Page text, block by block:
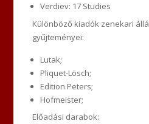
Verdiev: 17 Studies
Különböző kiadók zenekari
gyűjteményei:
Lutak;
Pliquet-Lösch;
Edition Peters;
Hofmeister;
Előadási darabok: